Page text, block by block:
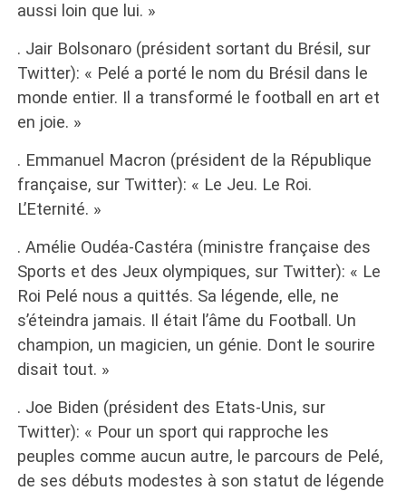
aussi loin que lui. »
. Jair Bolsonaro (président sortant du Brésil, sur
Twitter): « Pelé a porté le nom du Brésil dans le
monde entier. Il a transformé le football en art et
en joie. »
. Emmanuel Macron (président de la République
française, sur Twitter): « Le Jeu. Le Roi.
L’Eternité. »
. Amélie Oudéa-Castéra (ministre française des
Sports et des Jeux olympiques, sur Twitter): « Le
Roi Pelé nous a quittés. Sa légende, elle, ne
s’éteindra jamais. Il était l’âme du Football. Un
champion, un magicien, un génie. Dont le sourire
disait tout. »
. Joe Biden (président des Etats-Unis, sur
Twitter): « Pour un sport qui rapproche les
peuples comme aucun autre, le parcours de Pelé,
de ses débuts modestes à son statut de légende